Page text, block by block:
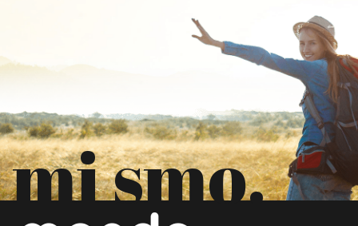
mi smo.